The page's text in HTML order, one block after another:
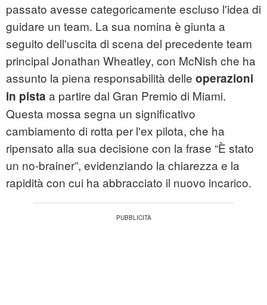
passato avesse categoricamente escluso l'idea di
guidare un team. La sua nomina è giunta a
seguito dell'uscita di scena del precedente team
principal Jonathan Wheatley, con McNish che ha
assunto la piena responsabilità delle operazioni
in pista a partire dal Gran Premio di Miami.
Questa mossa segna un significativo
cambiamento di rotta per l'ex pilota, che ha
ripensato alla sua decisione con la frase “È stato
un no-brainer”, evidenziando la chiarezza e la
rapidità con cui ha abbracciato il nuovo incarico.